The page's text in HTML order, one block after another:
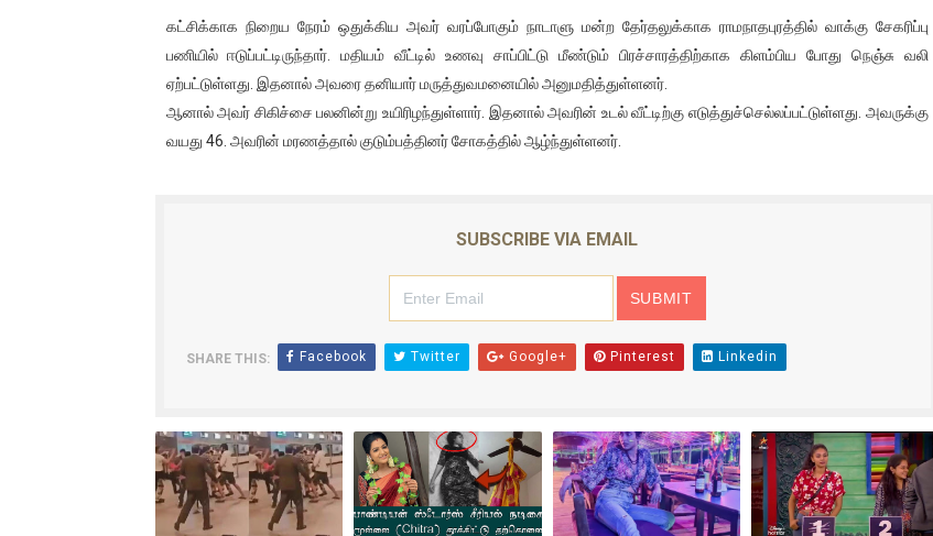
சிறுமியை பாலியல் வன்கொடுமை செய்த முதியவருக்கு வழங்கப்பட்ட தண்டனை
பிரபல நடிகை தூக்கிட்டு தற்கொலை!
வடிவேலுவுக்கு நீதிமன்றம் விதித்துள்ள அதிரடி உத்தரவு!
ஐ.நா முன்றலில் சீரற்ற காலநிலையிலும் தமிழின அழிப்பிற்கு நீதி கேட்டு நடைபெற்ற
இளையராஜா – கமல் அவசர சந்திப்பு (படங்கள், விடியோ)
வலிமை தான் அஜித் திரைப்பயணத்திலே அதிக காலெக்ஷன் செய்த திரைப்படம் ! எங்கு
கட்சிக்காக நிறைய நேரம் ஒதுக்கிய அவர் வரப்போகும் நாடாளு மன்ற தேர்தலுக்காக ராமநாதபுரத்தில் வாக்கு சேகரிப்பு
பணியில் ஈடுப்பட்டிருந்தார். மதியம் வீட்டில் உணவு சாப்பிட்டு மீண்டும் பிரச்சாரத்திற்காக கிளம்பிய போது நெஞ்சு வலி
ஏற்பட்டுள்ளது. இதனால் அவரை தனியார் மருத்துவமனையில் அனுமதித்துள்ளனர்.
ஆனால் அவர் சிகிச்சை பலனின்று உயிரிழந்துள்ளார். இதனால் அவரின் உடல் வீட்டிற்கு எடுத்துச்செல்லப்பட்டுள்ளது. அவருக்கு
வயது 46. அவரின் மரணத்தால் குடும்பத்தினர் சோகத்தில் ஆழ்ந்துள்ளனர்.
SUBSCRIBE VIA EMAIL
SHARE THIS: Facebook Twitter Google+ Pinterest Linkedin